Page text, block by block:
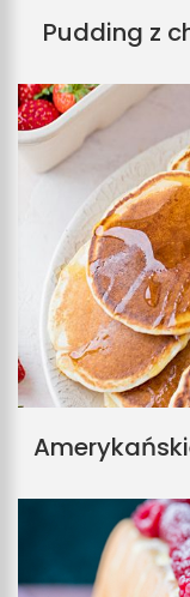
Pudding z